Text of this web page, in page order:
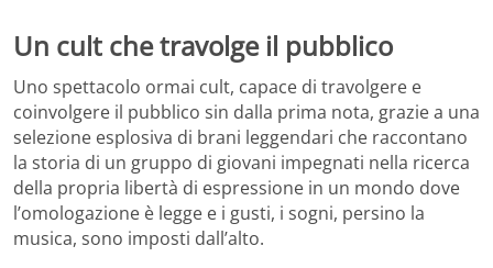
Un cult che travolge il pubblico
Uno spettacolo ormai cult, capace di travolgere e
coinvolgere il pubblico sin dalla prima nota, grazie a una
selezione esplosiva di brani leggendari che raccontano
la storia di un gruppo di giovani impegnati nella ricerca
della propria libertà di espressione in un mondo dove
l’omologazione è legge e i gusti, i sogni, persino la
musica, sono imposti dall’alto.